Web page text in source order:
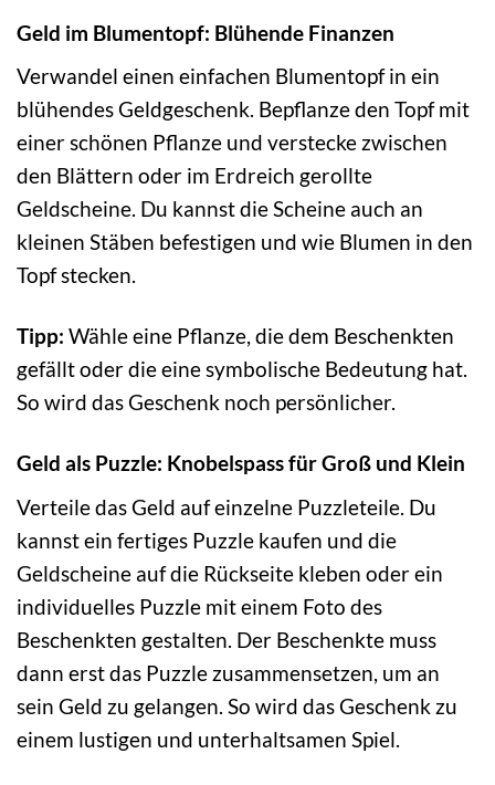
Geld im Blumentopf: Blühende Finanzen
Verwandel einen einfachen Blumentopf in ein
blühendes Geldgeschenk. Bepflanze den Topf mit
einer schönen Pflanze und verstecke zwischen
den Blättern oder im Erdreich gerollte
Geldscheine. Du kannst die Scheine auch an
kleinen Stäben befestigen und wie Blumen in den
Topf stecken.
Tipp: Wähle eine Pflanze, die dem Beschenkten
gefällt oder die eine symbolische Bedeutung hat.
So wird das Geschenk noch persönlicher.
Geld als Puzzle: Knobelspass für Groß und Klein
Verteile das Geld auf einzelne Puzzleteile. Du
kannst ein fertiges Puzzle kaufen und die
Geldscheine auf die Rückseite kleben oder ein
individuelles Puzzle mit einem Foto des
Beschenkten gestalten. Der Beschenkte muss
dann erst das Puzzle zusammensetzen, um an
sein Geld zu gelangen. So wird das Geschenk zu
einem lustigen und unterhaltsamen Spiel.